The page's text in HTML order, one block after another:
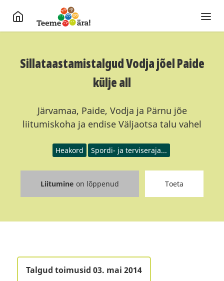
Sillataastamistalgud Vodja jõel Paide
külje all
Järvamaa, Paide, Vodja ja Pärnu jõe
liitumiskoha ja endise Väljaotsa talu vahel
Heakord Spordi- ja terviseraja...
Liitumine on lõppenud Toeta
Talgud toimusid 03. mai 2014